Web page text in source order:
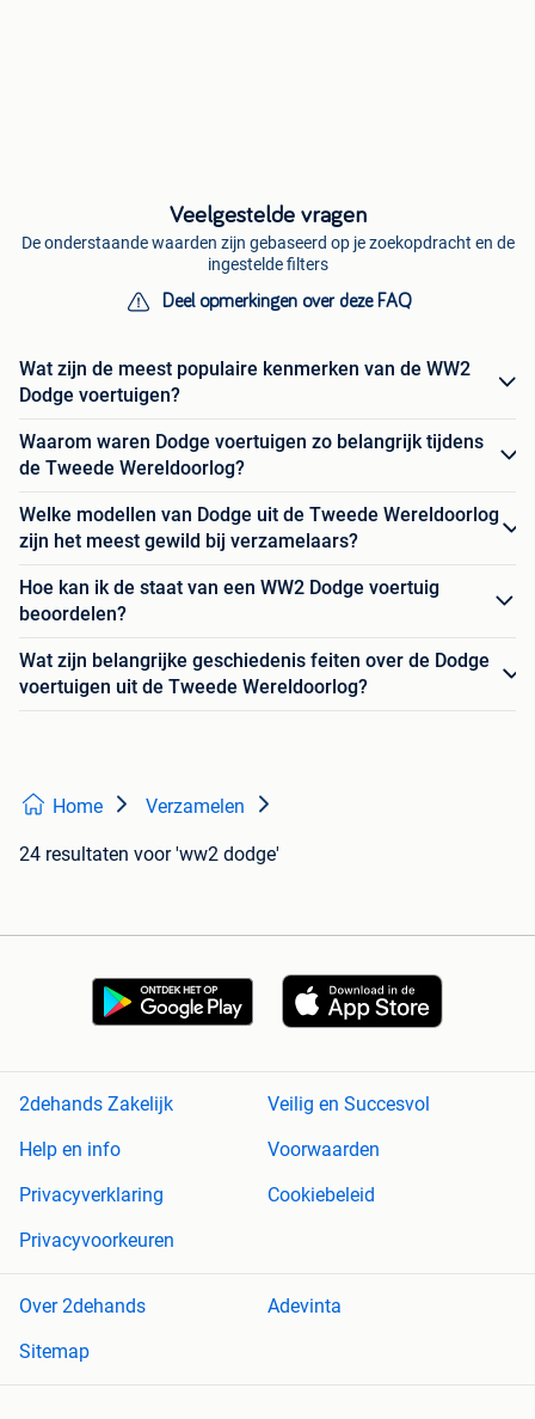
Veelgestelde vragen
De onderstaande waarden zijn gebaseerd op je zoekopdracht en de
ingestelde filters
Deel opmerkingen over deze FAQ
Wat zijn de meest populaire kenmerken van de WW2
Dodge voertuigen?
Waarom waren Dodge voertuigen zo belangrijk tijdens
de Tweede Wereldoorlog?
Welke modellen van Dodge uit de Tweede Wereldoorlog
zijn het meest gewild bij verzamelaars?
Hoe kan ik de staat van een WW2 Dodge voertuig
beoordelen?
Wat zijn belangrijke geschiedenis feiten over de Dodge
voertuigen uit de Tweede Wereldoorlog?
Home Verzamelen
24 resultaten voor 'ww2 dodge'
2dehands Zakelijk
Veilig en Succesvol
Help en info
Voorwaarden
Privacyverklaring
Cookiebeleid
Privacyvoorkeuren
Over 2dehands
Adevinta
Sitemap